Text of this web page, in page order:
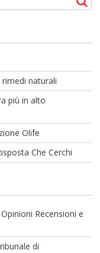
naturali
più in alto
Olife
Che Cerchi
Recensioni e
di